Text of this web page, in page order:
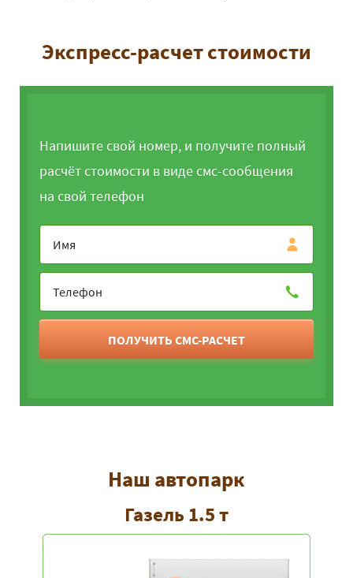
Экспресс-расчет стоимости
Напишите свой номер, и получите полный
расчёт стоимости в виде смс-сообщения
на свой телефон
ПОЛУЧИТЬ СМС-РАСЧЕТ
Наш автопарк
Газель 1.5 т